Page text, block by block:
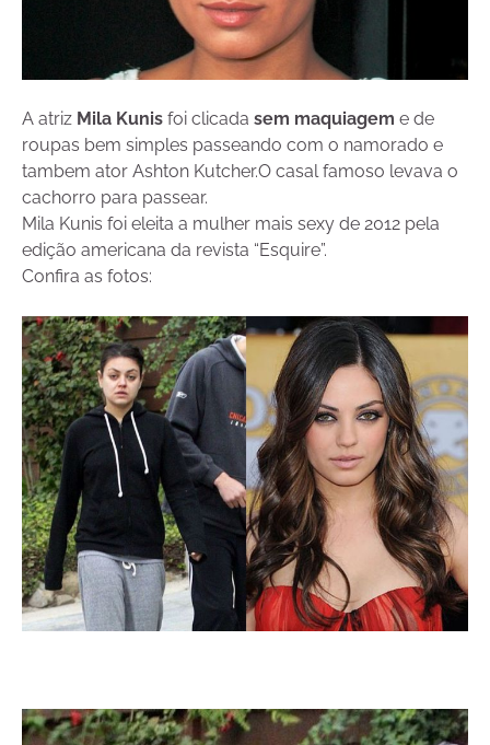
A atriz Mila Kunis foi clicada sem maquiagem e de
roupas bem simples passeando com o namorado e
tambem ator Ashton Kutcher.O casal famoso levava o
cachorro para passear.
Mila Kunis foi eleita a mulher mais sexy de 2012 pela
edição americana da revista “Esquire”.
Confira as fotos: